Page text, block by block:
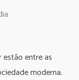
estão entre as
moderna.